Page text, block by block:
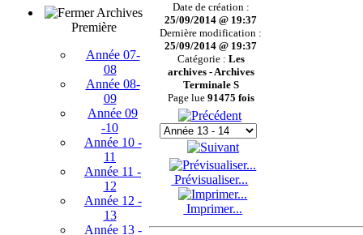
Archives
Première
Année 07-
08
Année 08-
09
Année 09
-10
Année 10 -
11
Année 11 -
12
Année 12 -
13
Année 13 -
Date de création :
25/09/2014 @ 19:37
Dernière modification :
25/09/2014 @ 19:37
Catégorie : Les
archives - Archives
Terminale S
Page lue 91475 fois
Prévisualiser...
Imprimer...